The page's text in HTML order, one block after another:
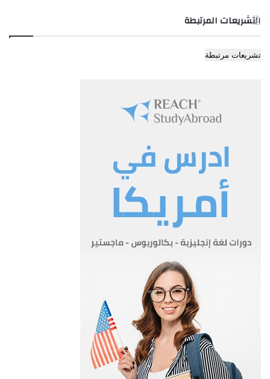
المادة 4- للمجلس ان يقرر دعوة اي من موظفي المؤسسة بما في
ذلك مستشاريها الحضور اي من اجتماعات للافادة من خبرته وتقديم
قرارات المجلس.
المادة 5- يقدم المدير العام للمجلس البيانات والتقارير والدراسات
والتوصيات المتعلقة بالامور المدرجة على جدول الاعمال
في اجتماعاته او التي او التي يطلبها المجلس وذلك لتمكينه من اتخاذ
القرارات الضرورية والمناسبة للمؤسسة، وفي جميع
الاحوال يترتب على المدير العام ان يعلم المجلس عن اي نقص في
موجودات المؤسسة من البضائع والمواد او عما تحتاج الية
المادة 6- تكون جميع مناقشات المجلس في اجتماعاته سرية، ولا
يجوز افشاؤها بأية صورة من الصور، وللرئيس ان يقرر نشر
قرارات المجلس التي يرى من المناسب نشرها، شريطة ان لا يكون
في ذلك اي ضرر على مصالح المؤسسة وحقوقها.
التشريعات المرتبطة
تشريعات مرتبطة